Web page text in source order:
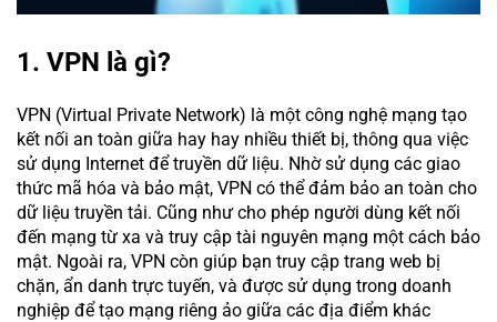
1. VPN là gì?
VPN (Virtual Private Network) là một công nghệ mạng tạo
kết nối an toàn giữa hay hay nhiều thiết bị, thông qua việc
sử dụng Internet để truyền dữ liệu. Nhờ sử dụng các giao
thức mã hóa và bảo mật, VPN có thể đảm bảo an toàn cho
dữ liệu truyền tải. Cũng như cho phép người dùng kết nối
đến mạng từ xa và truy cập tài nguyên mạng một cách bảo
mật. Ngoài ra, VPN còn giúp bạn truy cập trang web bị
chặn, ẩn danh trực tuyến, và được sử dụng trong doanh
nghiệp để tạo mạng riêng ảo giữa các địa điểm khác